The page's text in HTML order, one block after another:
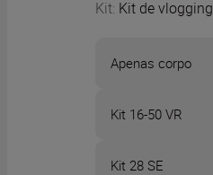
Kit: Kit de vlogging
Apenas corpo
Kit 16-50 VR
Kit 28 SE